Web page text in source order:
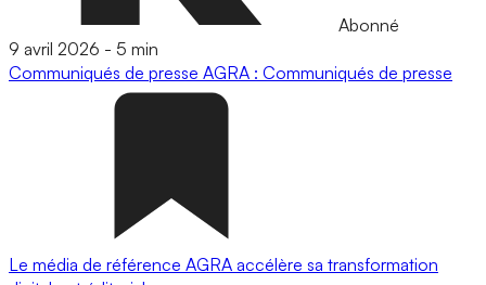
Abonné
9 avril 2026 - 5 min
Communiqués de presse AGRA : Communiqués de presse
Le média de référence AGRA accélère sa transformation